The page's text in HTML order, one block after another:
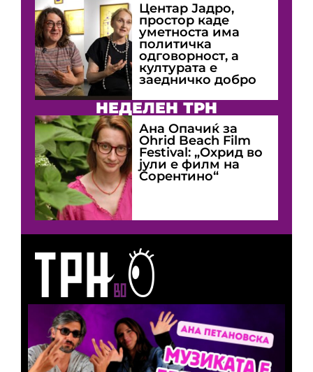
Центар Јадро,
простор каде
уметноста има
политичка
одговорност, а
културата е
заедничко добро
НЕДЕЛЕН ТРН
Ана Опачиќ за
Оhrid Beach Film
Festival: „Охрид во
јули е филм на
Сорентино“